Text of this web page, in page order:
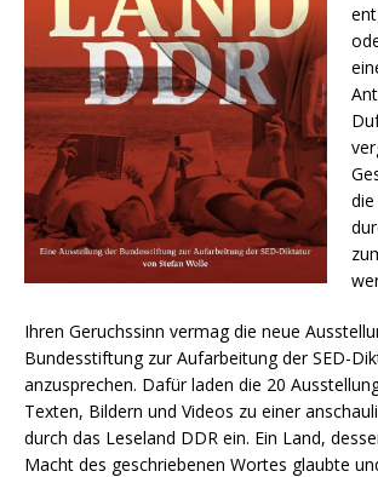
Ihren Geruchssinn vermag die neue
Bundesstiftung zur Aufarbeitung der SED-
anzusprechen. Dafür laden die 20
Texten, Bildern und Videos zu einer
durch das Leseland DDR ein. Ein Land,
Macht des geschriebenen Wortes glaubte